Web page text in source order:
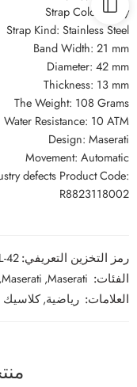
Strap Color: Gray
Strap Kind: Stainless Steel
Band Width: 21 mm
Diameter: 42 mm
Thickness: 13 mm
The Weight: 108 Grams
Water Resistance: 10 ATM
Design: Maserati
Movement: Automatic
defects Product Code:
R8823118002
رمز التخزين التعريفي:42
الفئات: Maserati
,
Maserati
,
العلامات: رياضية,كلاسيك